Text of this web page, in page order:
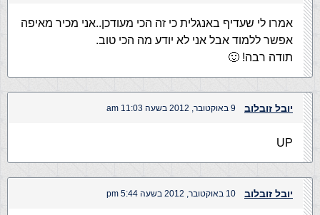
אמרו לי שעדיף באנגלית כי זה הכי מעודכן..אני מכיר מאיפה
אפשר ללמוד אבל אני לא יודע מה הכי טוב.
תודה רבה! 🙂
יובל זובלוב 9 באוקטובר, 2012 בשעה 11:03 am
UP
יובל זובלוב 10 באוקטובר, 2012 בשעה 5:44 pm